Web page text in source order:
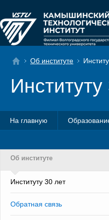
Об институте
На главную
Об институте
Институту 30 лет
Обратная связь